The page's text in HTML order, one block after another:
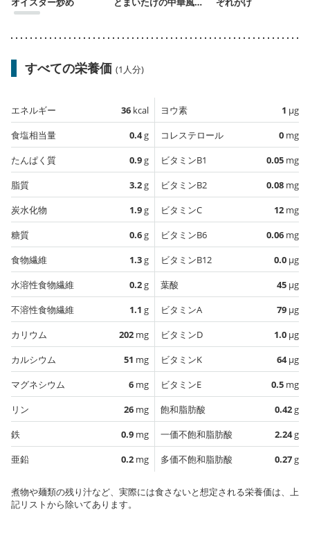
すべての栄養価 (1人分)
エネルギー 36 kcal
食塩相当量
0.4g
たんぱく質
0.9g
脂質
3.2g
炭水化物
1.9g
糖質
0.6g
食物繊維
1.3g
水溶性食物繊維
0.2g
不溶性食物繊維
1.1 g
カリウム
202 mg
カルシウム
51 mg
マグネシウム
6 mg
リン
26 mg
鉄
0.9 mg
亜鉛
0.2 mg
ヨウ素 1 µg
コレステロール
0 mg
ビタミンB1
0.05 mg
ビタミンB2
0.08 mg
ビタミンC
12 mg
ビタミンB6
0.06 mg
ビタミンB12
0.0 µg
葉酸
45 µg
ビタミンA
79 µg
ビタミンD
1.0 µg
ビタミンK
64µg
ビタミンE
0.5 mg
飽和脂肪酸
0.42g
一価不飽和脂肪酸
2.24g
多価不飽和脂肪酸
0.27g
煮物や麺類の残り汁など、実際には食さないと想定される栄養価は、上
記リストから除いてあります。